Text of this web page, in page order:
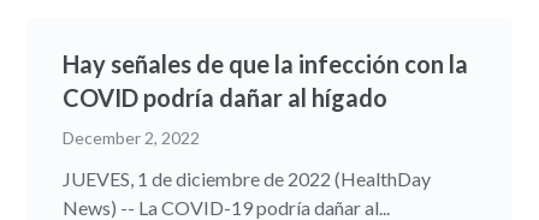
Hay señales de que la infección con la
COVID podría dañar al hígado
December 2, 2022
JUEVES, 1 de diciembre de 2022 (HealthDay
News) -- La COVID-19 podría dañar al...